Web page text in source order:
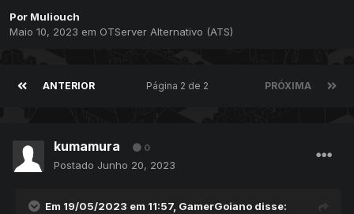
Por Muliouch
Maio 10, 2023 em OTServer Alternativo (ATS)
ANTERIOR PRÓXIMA
Página 2 de 2
kumamura 0
Postado Junho 20, 2023
Em 19/05/2023 em 11:57, GamerGoiano disse: